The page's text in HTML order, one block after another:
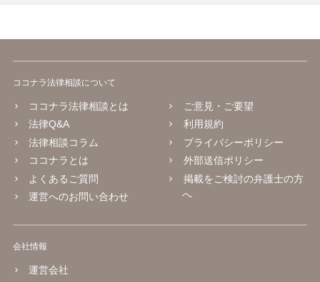
ココナラ法律相談について
ココナラ法律相談とは
法律Q&A
法律相談コラム
ココナラとは
よくあるご質問
運営へのお問い合わせ
ご意見・ご要望
利用規約
プライバシーポリシー
外部送信ポリシー
掲載をご検討の弁護士の方
へ
会社情報
運営会社